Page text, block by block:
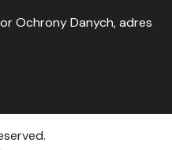
Ochrony Danych, adres